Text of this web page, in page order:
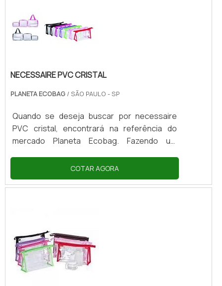
NECESSAIRE PVC CRISTAL
PLANETA ECOBAG / SÃO PAULO - SP
Quando se deseja buscar por necessaire
PVC cristal, encontrará na referência do
mercado Planeta Ecobag. Fazendo um
descobrindo a melhor referência em
qualidade do mercado.É importante lembrar
que o produto deve sempre ser adquirido
de evitar prejuízos com substituições
frequente...
COTAR AGORA